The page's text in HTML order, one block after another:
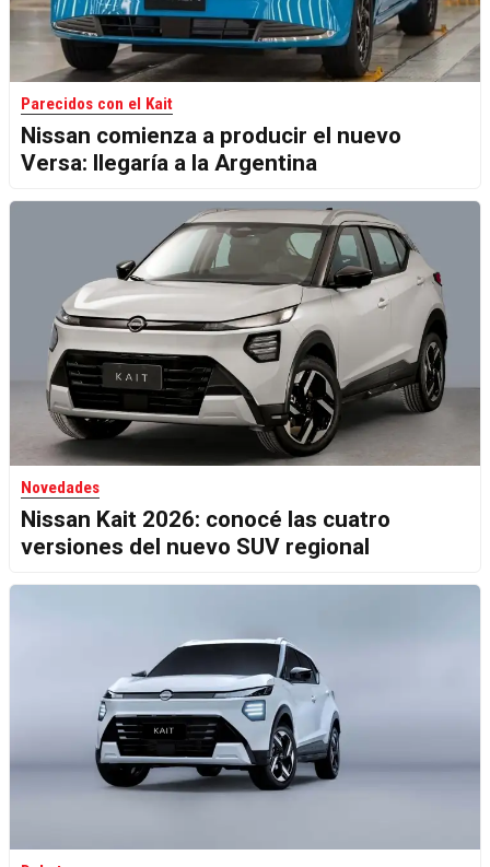
Parecidos con el Kait
Nissan comienza a producir el nuevo
Versa: llegaría a la Argentina
Novedades
Nissan Kait 2026: conocé las cuatro
versiones del nuevo SUV regional